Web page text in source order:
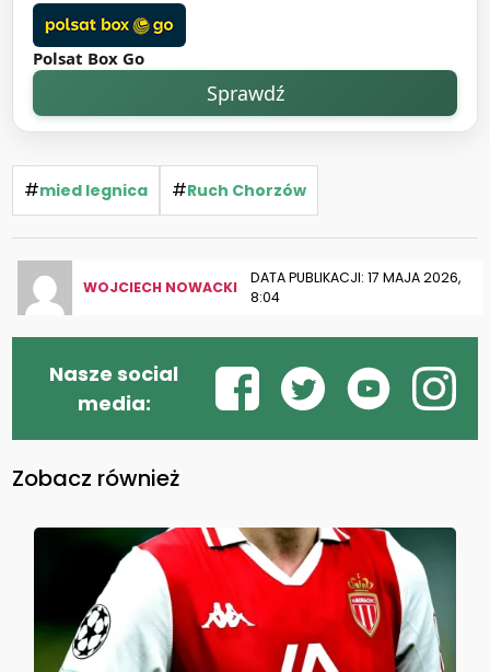
Polsat Box Go
Sprawdź
#mied legnica #Ruch Chorzów
WOJCIECH NOWACKI
DATA PUBLIKACJI: 17 MAJA 2026,
8:04
Nasze social
media:
Zobacz również